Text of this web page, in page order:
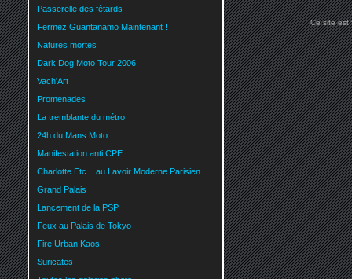
Passerelle des fêtards
Fermez Guantanamo Maintenant !
Natures mortes
Dark Dog Moto Tour 2006
Vach'Art
Promenades
La tremblante du métro
24h du Mans Moto
Manifestation anti CPE
Charlotte Etc... au Lavoir Moderne Parisien
Grand Palais
Lancement de la PSP
Feux au Palais de Tokyo
Fire Urban Kaos
Suricates
Ce site est